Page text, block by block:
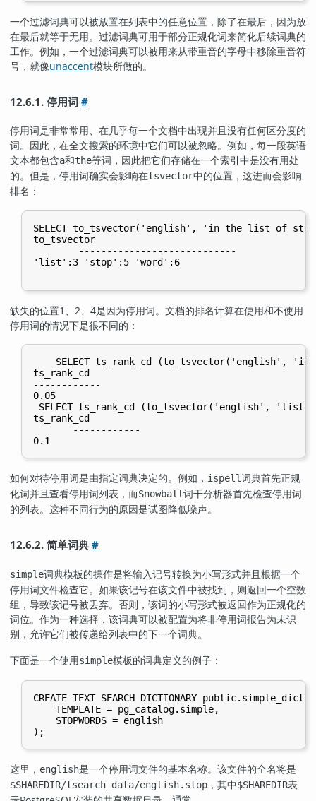
一个过滤词典可以被放置在列表中的任意位置，除了在最后，因为放
在最后就等于无用。过滤词典可用于部分正规化词来简化后续词典的
工作。例如，一个过滤词典可以被用来从带重音的字母中移除重音符
号，就像unaccent模块所做的。
12.6.1. 停用词#
停用词是非常常用、在几乎每一个文档中出现并且没有任何区分度的
词。因此，在全文搜索的环境中它们可以被忽略。例如，每一段英语
文本都包含a和the等词，因此把它们存储在一个索引中是没有用处
的。但是，停用词确实会影响在tsvector中的位置，这进而会影响
排名：
SELECT to_tsvector('english', 'in the list of
to_tsvector
        ----------------------------
'list':3 'stop':5 'word':6
缺失的位置1、2、4是因为停用词。文档的排名计算在使用和不使用
停用词的情况下是很不同的：
SELECT ts_rank_cd (to_tsvector('english',
ts_rank_cd
------------
0.05
SELECT ts_rank_cd (to_tsvector('english',
ts_rank_cd
       ------------
如何对待停用词是由指定词典决定的。例如， ispell词典首先正规
化词并且查看停用词列表，而Snowball词干分析器首先检查停用词
的列表。这种不同行为的原因是试图降低噪声。
12.6.2. 简单词典#
simple词典模板的操作是将输入记号转换为小写形式并且根据一个
停用词文件检查它。如果该记号在该文件中被找到，则返回一个空数
组，导致该记号被丢弃。否则，该词的小写形式被返回作为正规化的
词位。作为一种选择，该词典可以被配置为将非停用词报告为未识
别，允许它们被传递给列表中的下一个词典。
下面是一个使用simple模板的词典定义的例子：
CREATE TEXT SEARCH DICTIONARY public.simple_dict (
    TEMPLATE = pg_catalog.simple,
    STOPWORDS = english
这里， english是一个停用词文件的基本名称。该文件的全名将是
$SHAREDIR/tsearch_data/english.stop ，其中$SHAREDIR表